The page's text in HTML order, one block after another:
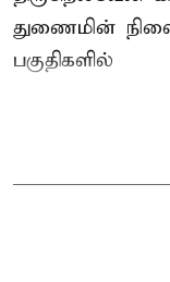
துணைமின்
பகுதிகளில்